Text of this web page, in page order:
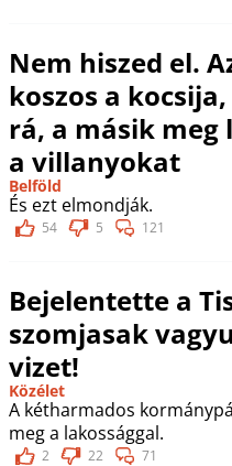
Nem hiszed el.
koszos a
rá, a másik meg
a villanyokat
Belföld
És ezt elmondják.
54 5 121
Bejelentette a
szomjasak
vizet!
Közélet
A kétharmados
meg a lakossággal.
2 22 71